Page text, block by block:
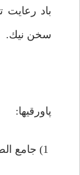
باد رعايت
سخن نيك.
پاورقیها: